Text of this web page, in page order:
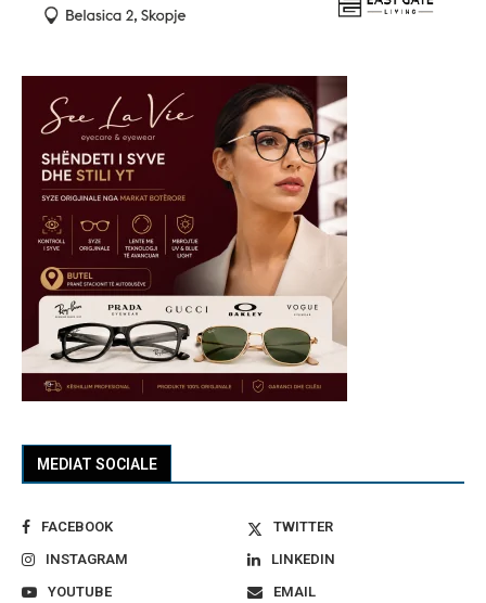
MEDIAT SOCIALE
FACEBOOK
TWITTER
INSTAGRAM
LINKEDIN
YOUTUBE
EMAIL